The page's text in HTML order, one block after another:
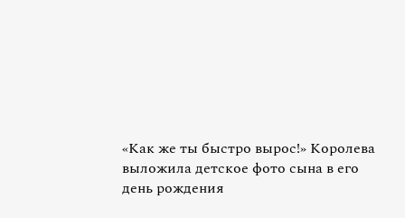
«Как же ты быстро вырос!» Королева
выложила детское фото сына в его
день рождения